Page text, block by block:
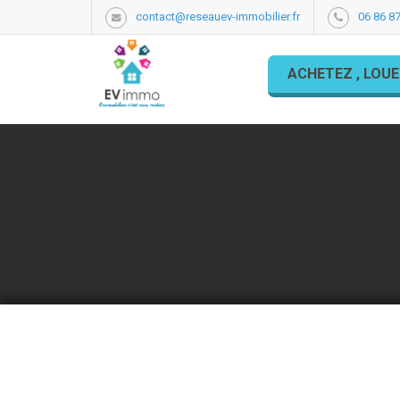
contact@reseauev-immobilier.fr 06 86
ACHETEZ ,